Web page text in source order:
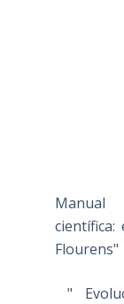
Manual
Flourens"
"